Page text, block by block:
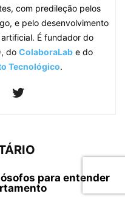
com predileção pelos
e pelo desenvolvimento
É fundador do
do ColaboraLabe do
Tecnológico.
para entender